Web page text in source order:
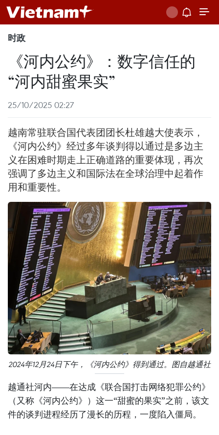
时政
《河内公约》：数字信任的
“河内甜蜜果实”
25/10/2025 02:27
越南常驻联合国代表团团长杜雄越大使表示，
《河内公约》经过多年谈判得以通过是多边主
义在困难时期走上正确道路的重要体现，再次
强调了多边主义和国际法在全球治理中起着作
用和重要性。
2024年12月24日下午，《河内公约》得到通过。图自越通社
越通社河内——在达成《联合国打击网络犯罪公约》
（又称《河内公约》）这一“甜蜜的果实”之前，该文
件的谈判进程经历了漫长的历程，一度陷入僵局。